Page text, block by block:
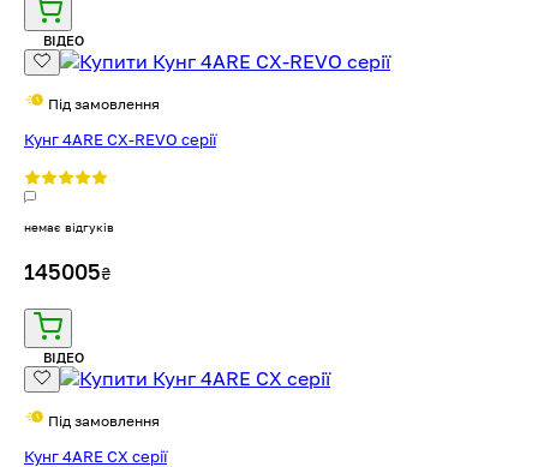
ВІДЕО
Під замовлення
Кунг 4ARE CX-REVO серії
немає відгуків
145005₴
ВІДЕО
Під замовлення
Кунг 4ARE CX серії